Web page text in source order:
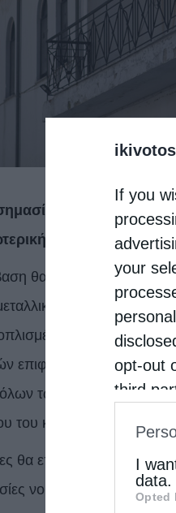
If you
your
opt-out
third
IAB’s
other
I
data.
Opted
και μεγάλης
ανακαίνιση του
θα περιλαμβάνει την
κατασκευών,
σκυρόδεμα,
επιφανειών του
των εξωτερικών
του κτιρίου.
θα επιλύσουν
νομιμοποίησης των